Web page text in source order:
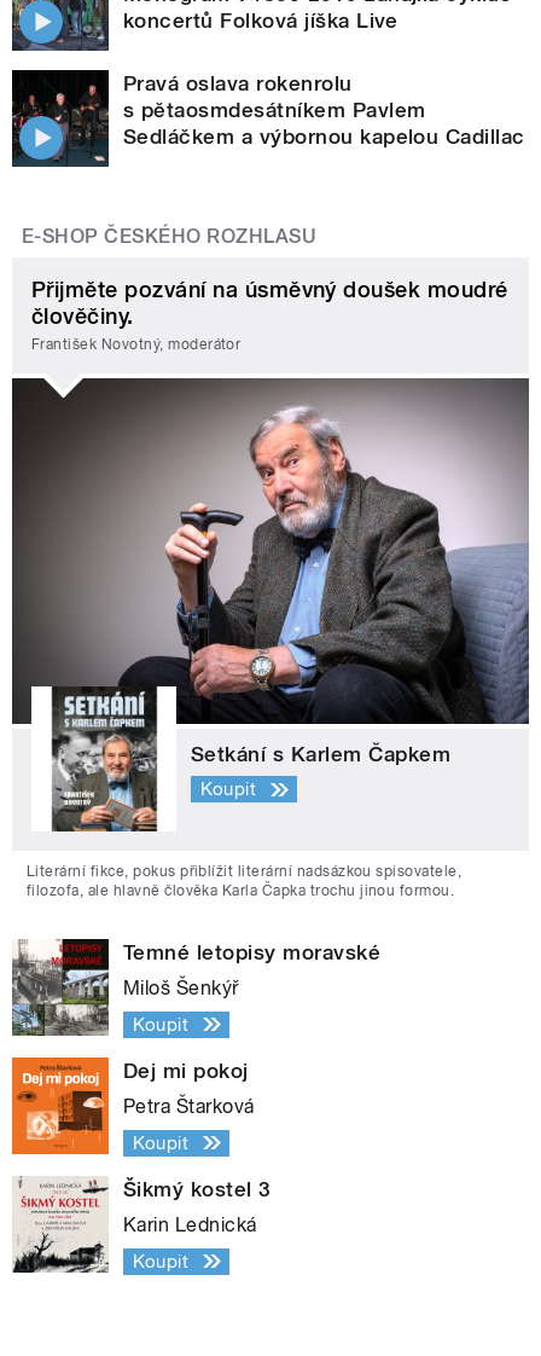
koncertů Folková jíška Live
Pravá oslava rokenrolu
s pětaosmdesátníkem Pavlem
Sedláčkem a výbornou kapelou Cadillac
E-SHOP ČESKÉHO ROZHLASU
Přijměte pozvání na úsměvný doušek moudré
člověčiny.
František Novotný, moderátor
Setkání s Karlem Čapkem
Koupit
Literární fikce, pokus přiblížit literární nadsázkou spisovatele,
filozofa, ale hlavně člověka Karla Čapka trochu jinou formou.
Temné letopisy moravské
Miloš Šenkýř
Koupit
Dej mi pokoj
Petra Štarková
Koupit
Šikmý kostel 3
Karin Lednická
Koupit